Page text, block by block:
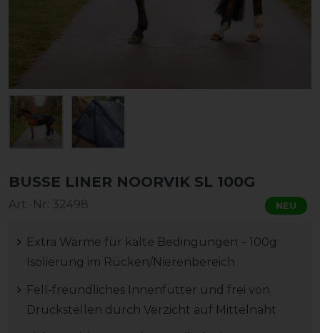
BUSSE LINER NOORVIK SL 100G
Art.-Nr: 32498 NEU
Extra Wärme für kalte Bedingungen – 100g
Isolierung im Rücken/Nierenbereich
Fell-freundliches Innenfutter und frei von
Druckstellen durch Verzicht auf Mittelnaht